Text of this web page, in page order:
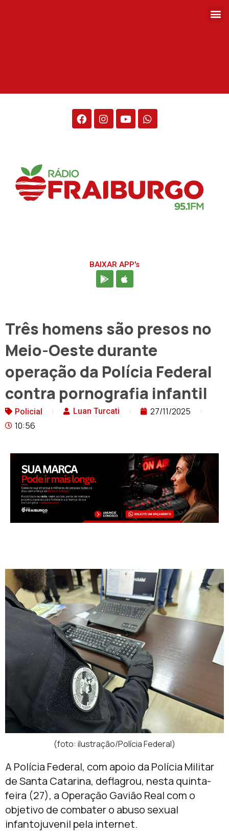
BAIXAR APP's
Três homens são presos no
Meio-Oeste durante
operação da Polícia Federal
contra pornografia infantil
Policial Luan Turcati
27/11/2025
10:56
(foto: ilustração/Polícia Federal)
A Polícia Federal, com apoio da Polícia Militar
de Santa Catarina, deflagrou, nesta quinta-
feira (27), a Operação Gavião Real com o
objetivo de combater o abuso sexual
infantojuvenil pela internet.